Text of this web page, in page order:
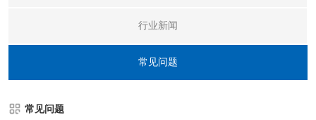
行业新闻
常见问题
常见问题